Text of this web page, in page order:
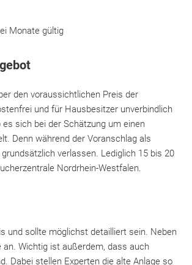
Monate gültig
den voraussichtlichen Preis der
und für Hausbesitzer unverbindlich
sich bei der Schätzung um einen
Denn während der Voranschlag als
verlassen. Lediglich 15 bis 20
Nordrhein-Westfalen.
und sollte möglichst detailliert sein. Neben
Wichtig ist außerdem, dass auch
Dabei stellen Experten die alte Anlage so